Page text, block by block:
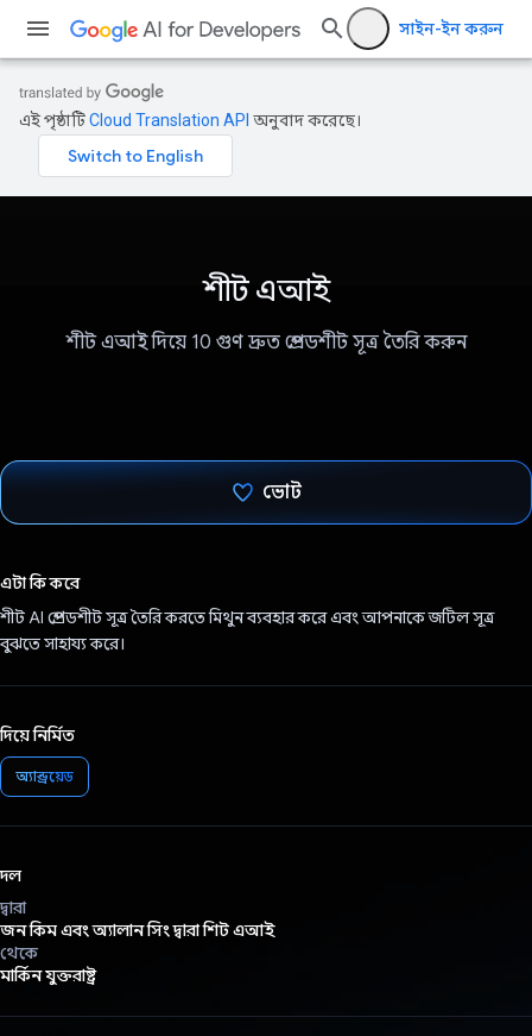
সাইন-ইন করুন
এই পৃষ্ঠাটিCloud Translation API অনুবাদ করেছে।
শীট এআই
শীট এআই দিয়ে 10 গুণ দ্রুত স্প্রেডশীট সূত্র তৈরি করুন
ভোট
এটা কি করে
শীট AI স্প্রেডশীট সূত্র তৈরি করতে মিথুন ব্যবহার করে এবং আপনাকে জটিল সূত্র
বুঝতে সাহায্য করে।
দিয়ে নির্মিত
অ্যান্ড্রয়েড
দল
দ্বারা
জন কিম এবং অ্যালান সিং দ্বারা শিট এআই
থেকে
মার্কিন যুক্তরাষ্ট্র